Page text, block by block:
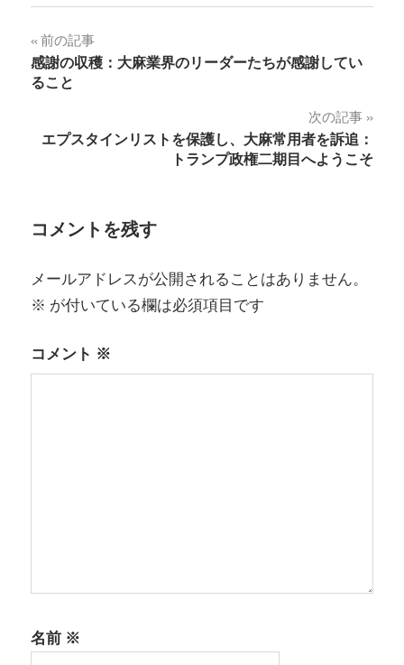
投
稿
ビ
ー
ョ
前の記事
感謝の収穫：大麻業界のリーダーたちが感謝してい
ること
次の記事
エプスタインリストを保護し、大麻常用者を訴追：
トランプ政権二期目へようこそ
コメントを残す
メールアドレスが公開されることはありません。
※ が付いている欄は必須項目です
コメント ※
名前 ※